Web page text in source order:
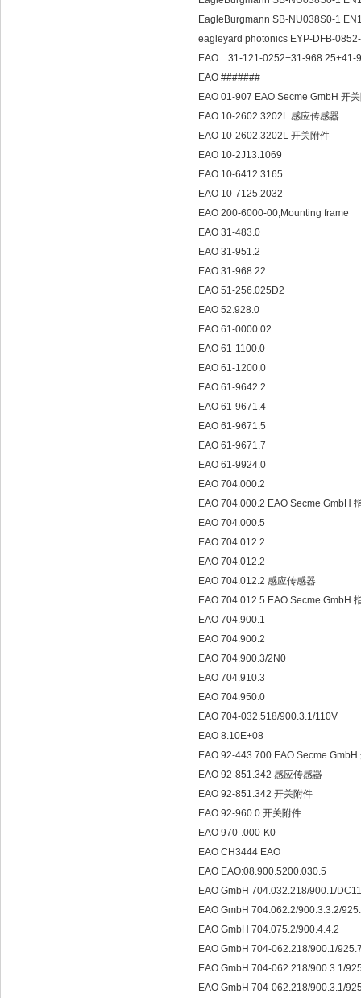
EagleBurgmann SB-NU038S0-1
eagleyard photonics EYP-DFB-
EAO 31-121-0252+31-
EAO #######
EAO 01-907 EAO Secme GmbH 开
EAO 10-2602.3202L 感应传感器
EAO 10-2602.3202L 开关附件
EAO 10-2J13.1069
EAO 10-6412.3165
EAO 10-7125.2032
EAO 200-6000-00,Mounting frame
EAO 31-483.0
EAO 31-951.2
EAO 31-968.22
EAO 51-256.025D2
EAO 52.928.0
EAO 61-0000.02
EAO 61-1100.0
EAO 61-1200.0
EAO 61-9642.2
EAO 61-9671.4
EAO 61-9671.5
EAO 61-9671.7
EAO 61-9924.0
EAO 704.000.2
EAO 704.000.2 EAO Secme GmbH
EAO 704.000.5
EAO 704.012.2
EAO 704.012.2
EAO 704.012.2 感应传感器
EAO 704.012.5 EAO Secme GmbH
EAO 704.900.1
EAO 704.900.2
EAO 704.900.3/2N0
EAO 704.910.3
EAO 704.950.0
EAO 704-032.518/900.3.1/110V
EAO 8.10E+08
EAO 92-443.700 EAO Secme GmbH
EAO 92-851.342 感应传感器
EAO 92-851.342 开关附件
EAO 92-960.0 开关附件
EAO 970-.000-K0
EAO CH3444 EAO
EAO EAO:08.900.5200.030.5
EAO GmbH 704.032.218/900.1/
EAO GmbH 704.062.2/900.3.3.2/
EAO GmbH 704.075.2/900.4.4.2
EAO GmbH 704-062.218/900.1/
EAO GmbH 704-062.218/900.3.1/
EAO GmbH 704-062.218/900.3.1/